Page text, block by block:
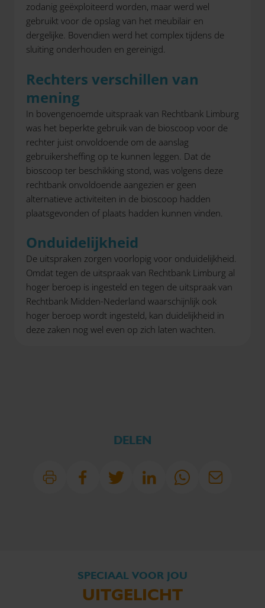
zodanig geëxploiteerd worden, maar werd wel
gebruikt voor de opslag van het meubilair en
dergelijke. Bovendien werd het complex tijdens de
sluiting onderhouden en gereinigd.
Rechters verschillen van
mening
In bovengenoemde uitspraak van Rechtbank Limburg
was het beperkte gebruik van de bioscoop voor de
rechter juist onvoldoende om de aanslag
gebruikersheffing op te kunnen leggen. Dat de
bioscoop ter beschikking stond, was volgens deze
rechtbank onvoldoende aangezien er geen
alternatieve activiteiten in de bioscoop hadden
plaatsgevonden of plaats hadden kunnen vinden.
Onduidelijkheid
De uitspraken zorgen voorlopig voor onduidelijkheid.
Omdat tegen de uitspraak van Rechtbank Limburg al
hoger beroep is ingesteld en tegen de uitspraak van
Rechtbank Midden-Nederland waarschijnlijk ook
hoger beroep wordt ingesteld, kan duidelijkheid in
deze zaken nog wel even op zich laten wachten.
DELEN
SPECIAAL VOOR JOU
UITGELICHT